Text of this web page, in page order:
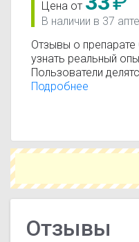
Цена от
В наличии в 37
Отзывы о
узнать реальный
Пользователи
эффективности,
Подробнее
Отзывы